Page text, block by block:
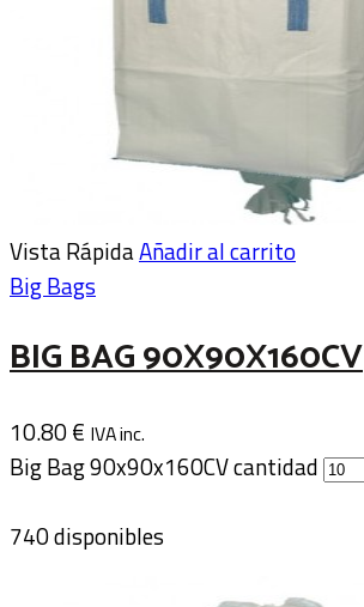
Vista RápidaAñadir al carrito
Big Bags
BIG BAG 90X90X160CV
10.80€ IVA inc.
Big Bag 90x90x160CV cantidad
740 disponibles